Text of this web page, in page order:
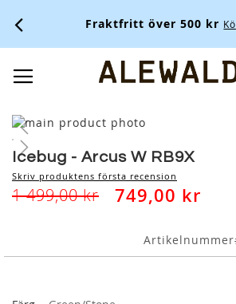
Fraktfritt över 500 kr
Skip
to
the
end
of
the
Skip
to
the
beginning
of
Icebug - Arcus W RB9X
Skriv produktens första recension
1 499,00 kr 749,00 kr
Artikelnummer